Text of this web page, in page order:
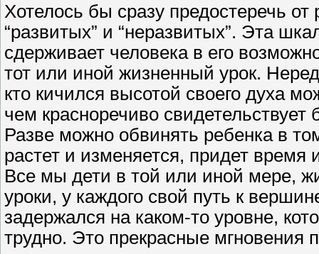
Хотелось бы сразу предостеречь
“развитых” и “неразвитых”. Эта
сдерживает человека в его
тот или иной жизненный урок.
кто кичился высотой своего духа
чем красноречиво
Разве можно обвинять ребенка в
растет и изменяется, придет время
Все мы дети в той или иной мере,
уроки, у каждого свой путь к
задержался на каком-то уровне,
трудно. Это прекрасные мгновения